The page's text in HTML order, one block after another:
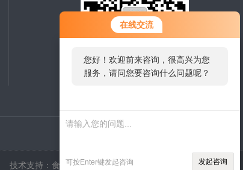
在线交流
您好！欢迎前来咨询，很高兴为您
服务，请问您要咨询什么问题呢？
可按Enter键发起咨询 发起咨询
技术支持： 食品机械设备网 管理登陆 sitemap.xml